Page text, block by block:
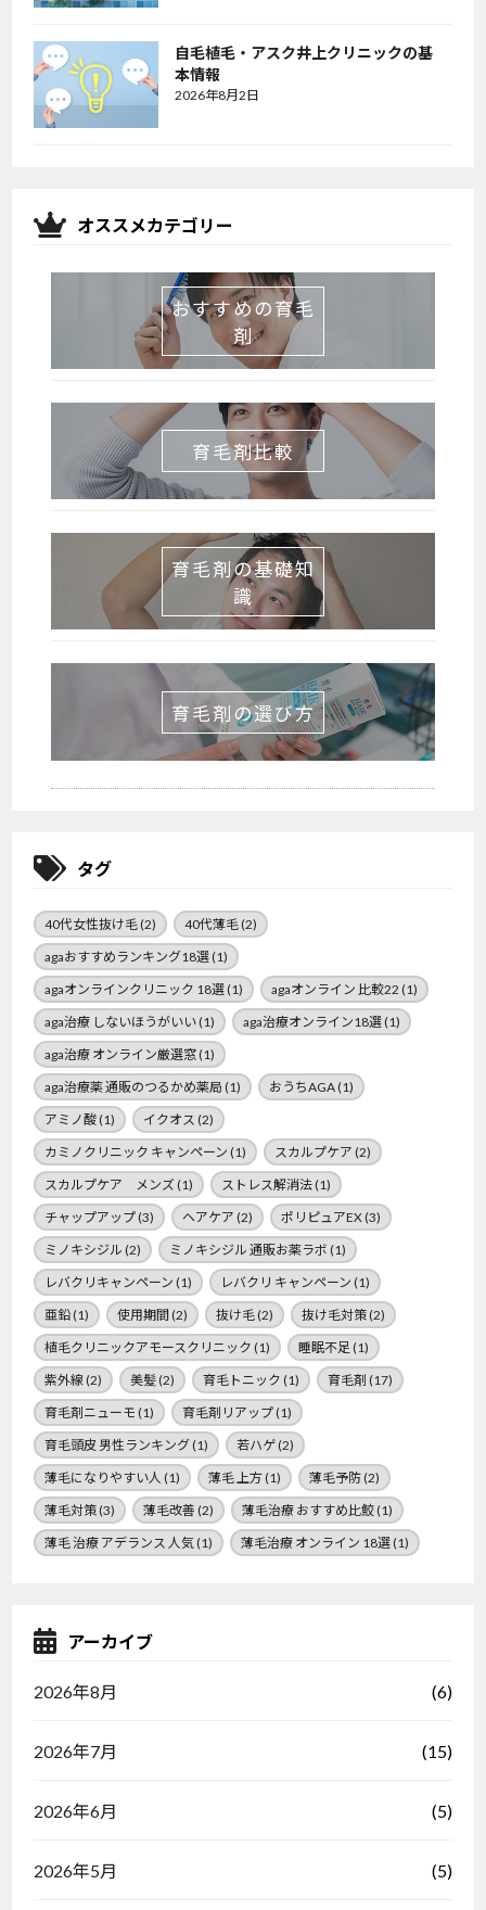
自毛植毛・アスク井上クリニックの基
本情報
2026年8月2日
オススメカテゴリー
おすすめの育毛
剤
育毛剤比較
育毛剤の基礎知
識
育毛剤の選び方
タグ
40代女性抜け毛(2) 40代薄毛(2)
agaおすすめランキング18選(1)
agaオンラインクリニック 18選(1) agaオンライン 比較22 (1)
aga治療 しないほうがいい(1) aga治療オンライン18選(1)
aga治療 オンライン厳選窓(1)
aga治療薬 通販のつるかめ薬局 (1) おうちAGA(1)
アミノ酸(1) イクオス (2)
カミノクリニック キャンペーン (1) スカルプケア (2)
スカルプケア メンズ(1) ストレス解消法(1)
チャップアップ(3) ヘアケア (2) ポリピュアEX(3)
ミノキシジル (2) ミノキシジル 通販お薬ラボ (1)
レバクリキャンペーン (1) レバクリ キャンペーン (1)
亜鉛(1) 使用期間 (2) 抜け毛(2) 抜け毛対策(2)
植毛クリニックアモースクリニック (1) 睡眠不足 (1)
紫外線(2) 美髪(2) 育毛トニック (1) 育毛剤 (17)
育毛剤ニューモ (1) 育毛剤リアップ(1)
育毛頭皮 男性ランキング(1) 若ハゲ(2)
薄毛になりやすい人 (1) 薄毛 上方(1) 薄毛予防(2)
薄毛対策(3) 薄毛改善 (2) 薄毛治療 おすすめ比鮫(1)
薄毛 治療 アデランス 人気(1) 薄毛治療 オンライン 18選(1)
アーカイブ
2026年8月 (6)
2026年7月 (15)
2026年6月 (5)
2026年5月 (5)